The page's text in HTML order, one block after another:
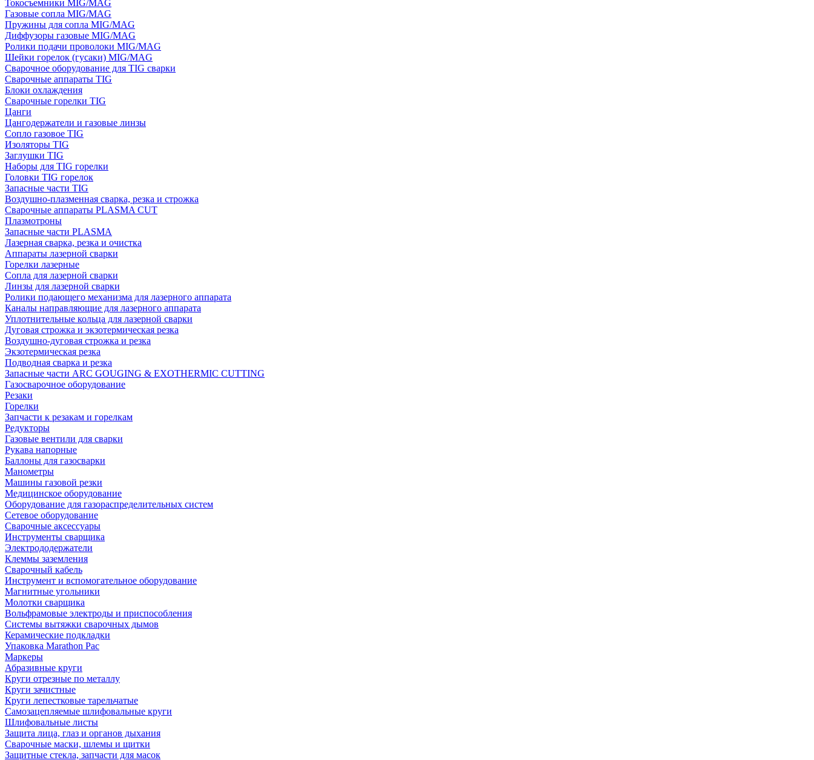
Токосъемники MIG/MAG
Газовые сопла MIG/MAG
Пружины для сопла MIG/MAG
Диффузоры газовые MIG/MAG
Ролики подачи проволоки MIG/MAG
Шейки горелок (гусаки) MIG/MAG
Сварочное оборудование для TIG сварки
Сварочные аппараты TIG
Блоки охлаждения
Сварочные горелки TIG
Цанги
Цангодержатели и газовые линзы
Сопло газовое TIG
Изоляторы TIG
Заглушки TIG
Наборы для TIG горелки
Головки TIG горелок
Запасные части TIG
Воздушно-плазменная сварка, резка и строжка
Сварочные аппараты PLASMA CUT
Плазмотроны
Запасные части PLASMA
Лазерная сварка, резка и очистка
Аппараты лазерной сварки
Горелки лазерные
Сопла для лазерной сварки
Линзы для лазерной сварки
Ролики подающего механизма для лазерного аппарата
Каналы направляющие для лазерного аппарата
Уплотнительные кольца для лазерной сварки
Дуговая строжка и экзотермическая резка
Воздушно-дуговая строжка и резка
Экзотермическая резка
Подводная сварка и резка
Запасные части ARC GOUGING & EXOTHERMIC CUTTING
Газосварочное оборудование
Резаки
Горелки
Запчасти к резакам и горелкам
Редукторы
Газовые вентили для сварки
Рукава напорные
Баллоны для газосварки
Манометры
Машины газовой резки
Медицинское оборудование
Оборудование для газораспределительных систем
Сетевое оборудование
Сварочные аксессуары
Инструменты сварщика
Электрододержатели
Клеммы заземления
Сварочный кабель
Инструмент и вспомогательное оборудование
Магнитные угольники
Молотки сварщика
Вольфрамовые электроды и приспособления
Системы вытяжки сварочных дымов
Керамические подкладки
Упаковка Marathon Pac
Маркеры
Абразивные круги
Круги отрезные по металлу
Круги зачистные
Круги лепестковые тарельчатые
Самозацепляемые шлифовальные круги
Шлифовальные листы
Защита лица, глаз и органов дыхания
Сварочные маски, шлемы и щитки
Защитные стекла, запчасти для масок